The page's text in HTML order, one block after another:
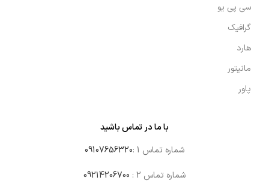
سی پی یو
گرافیک
هارد
مانیتور
پاور
با ما در تماس باشید
شماره تماس 1 :
09107656320
شماره تماس 2 :